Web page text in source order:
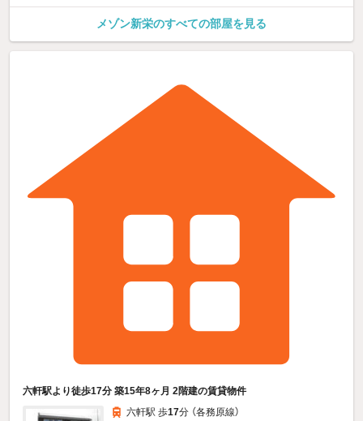
メゾン新栄のすべての部屋を見る
六軒駅より徒歩17分 築15年8ヶ月 2階建の賃貸物件
六軒駅 歩17分 （各務原線）